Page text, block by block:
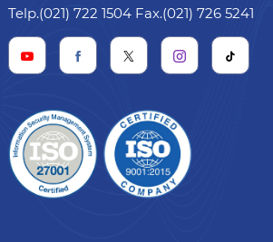
Telp.(021) 722 1504 Fax.(021) 726 5241